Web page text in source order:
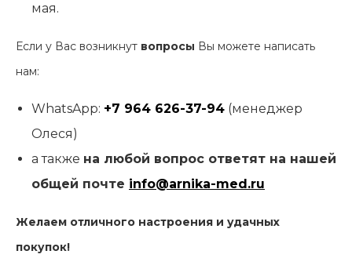
мая.
Если у Вас возникнут вопросы Вы можете написать
нам:
WhatsApp: +7 964 626-37-94 (менеджер
Олеся)
а также на любой вопрос ответят на нашей
общей почте info@arnika-med.ru
Желаем отличного настроения и удачных
покупок!